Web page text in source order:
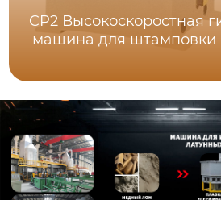
CP2 Высокоскоростная
машина для штамповки